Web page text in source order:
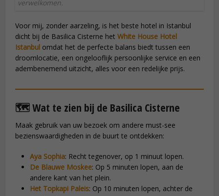
verwelkomen.
Voor mij, zonder aarzeling, is het beste hotel in Istanbul
dicht bij de Basilica Cisterne hetWhite House Hotel
Istanbul omdat het de perfecte balans biedt tussen een
droomlocatie, een ongelooflijk persoonlijke service en een
adembenemend uitzicht, alles voor een redelijke prijs.
🗺️ Wat te zien bij de Basilica Cisterne
Maak gebruik van uw bezoek om andere must-see
bezienswaardigheden in de buurt te ontdekken:
Aya Sophia: Recht tegenover, op 1 minuut lopen.
De Blauwe Moskee: Op 5 minuten lopen, aan de
andere kant van het plein.
Het Topkapi Paleis: Op 10 minuten lopen, achter de